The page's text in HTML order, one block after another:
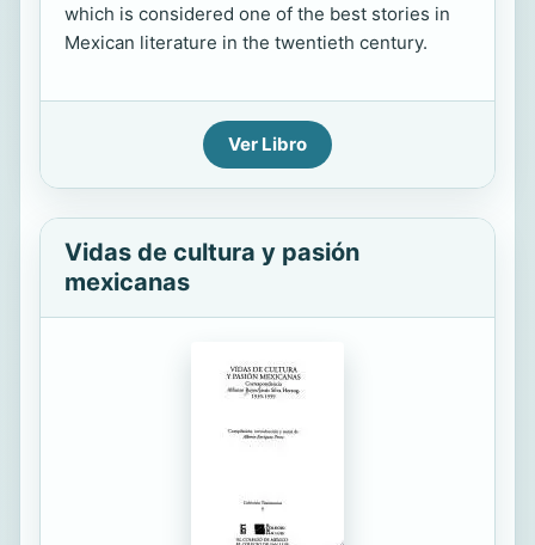
which is considered one of the best stories in
Mexican literature in the twentieth century.
Ver Libro
Vidas de cultura y pasión
mexicanas